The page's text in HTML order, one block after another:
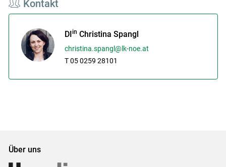
Kontakt
DIin Christina Spangl
christina.spangl@lk-noe.at
T 05 0259 28101
Über uns